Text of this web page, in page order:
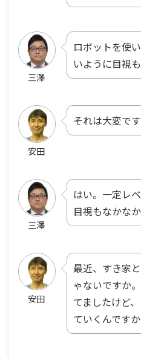
三澤
ロボットを使
いように目視
安田
それは大変です
三澤
はい。一定レ
目視もなかな
安田
最近、すき家
ゃないですか
てましたけど
ていくんですか